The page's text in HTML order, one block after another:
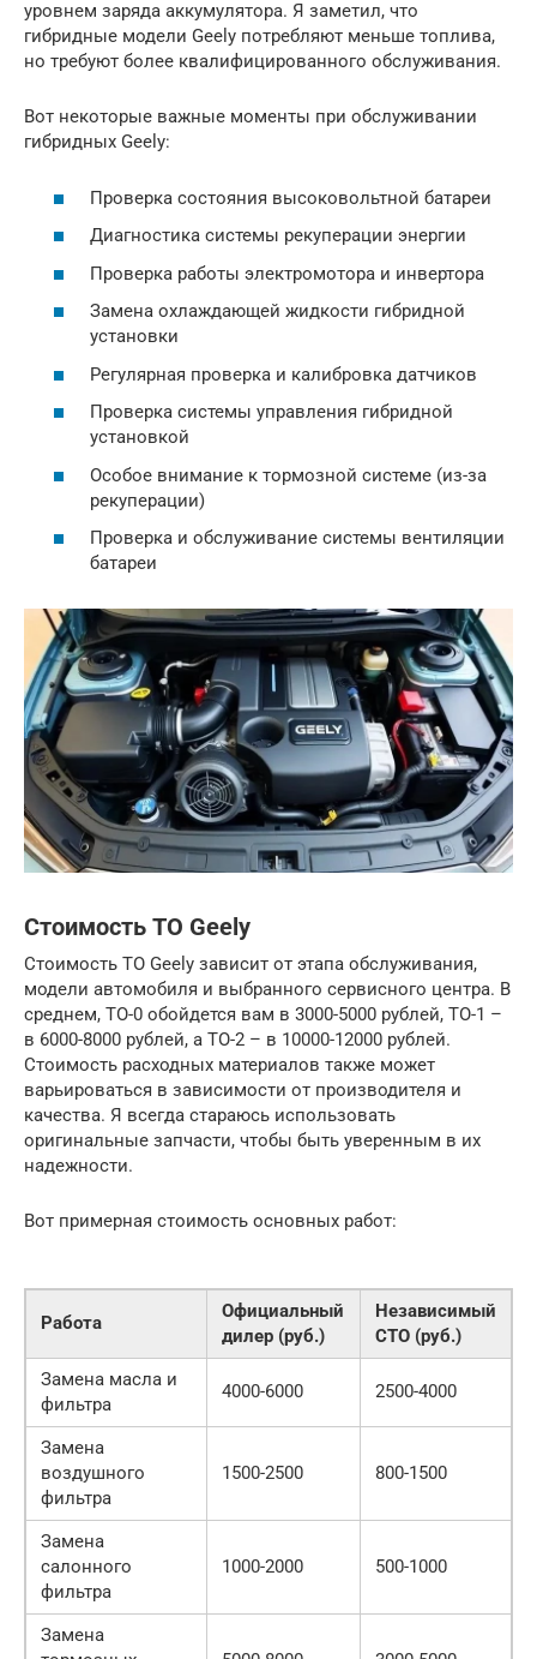
уровнем заряда аккумулятора. Я заметил, что
гибридные модели Geely потребляют меньше топлива,
но требуют более квалифицированного обслуживания.
Вот некоторые важные моменты при обслуживании
гибридных Geely:
Проверка состояния высоковольтной батареи
Диагностика системы рекуперации энергии
Проверка работы электромотора и инвертора
Замена охлаждающей жидкости гибридной
установки
Регулярная проверка и калибровка датчиков
Проверка системы управления гибридной
установкой
Особое внимание к тормозной системе (из-за
рекуперации)
Проверка и обслуживание системы вентиляции
батареи
Стоимость ТО Geely
Стоимость ТО Geely зависит от этапа обслуживания,
модели автомобиля и выбранного сервисного центра. В
среднем, ТО-0 обойдется вам в 3000-5000 рублей, ТО-1 –
в 6000-8000 рублей, а ТО-2 – в 10000-12000 рублей.
Стоимость расходных материалов также может
варьироваться в зависимости от производителя и
качества. Я всегда стараюсь использовать
оригинальные запчасти, чтобы быть уверенным в их
надежности.
Вот примерная стоимость основных работ:
Работа
Официальный
дилер (руб.)
Независимый
СТО (руб.)
Замена масла и
фильтра
4000-6000 2500-4000
Замена
воздушного
фильтра
1500-2500 800-1500
Замена
салонного
фильтра
1000-2000 500-1000
Замена